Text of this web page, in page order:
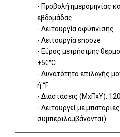
- Προβολή ημερομηνίας
εβδομάδας
- Λειτουργία αφύπνισης
- Λειτουργία snooze
- Εύρος μετρήσιμης
+50°C
- Δυνατότητα επιλογής
ή °F
- Διαστάσεις (ΜxΠxΥ):
- Λειτουργεί με
συμπεριλαμβάνονται)